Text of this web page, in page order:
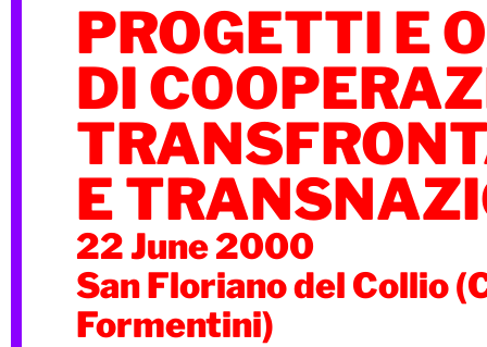
PROGETTI E
DI
E
22 June 2000
San Floriano del Collio
Formentini)